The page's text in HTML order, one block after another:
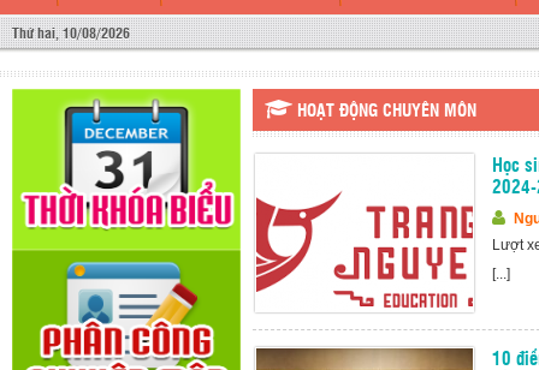
Thứ hai, 10/08/2026
HOẠT ĐỘNG CHUYÊN MÔN
Học
Lượt
[...]
10